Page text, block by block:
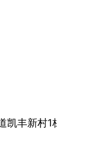
丰新村1栋1003